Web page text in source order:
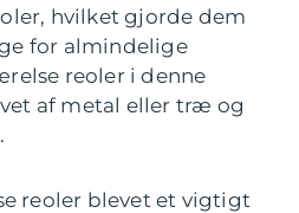
hvilket gjorde dem
for almindelige
reoler i denne
af metal eller træ og
reoler blevet et vigtigt